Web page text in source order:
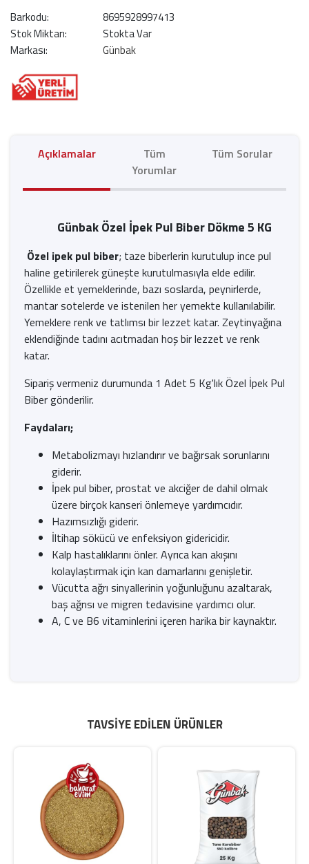
Barkodu:
8695928997413
Stok Miktarı:
Stokta Var
Markası:
Günbak
Açıklamalar
Tüm
Yorumlar
Tüm Sorular
Günbak Özel İpek Pul Biber Dökme 5 KG
Özel ipek pul biber; taze biberlerin kurutulup ince pul
haline getirilerek güneşte kurutulmasıyla elde edilir.
Özellikle et yemeklerinde, bazı soslarda, peynirlerde,
mantar sotelerde ve istenilen her yemekte kullanılabilir.
Yemeklere renk ve tatlımsı bir lezzet katar. Zeytinyağına
eklendiğinde tadını acıtmadan hoş bir lezzet ve renk
katar.
Sipariş vermeniz durumunda 1 Adet 5 Kg'lık Özel İpek Pul
Biber gönderilir.
Faydaları;
Metabolizmayı hızlandırır ve bağırsak sorunlarını
giderir.
İpek pul biber, prostat ve akciğer de dahil olmak
üzere birçok kanseri önlemeye yardımcıdır.
Hazımsızlığı giderir.
İltihap sökücü ve enfeksiyon gidericidir.
Kalp hastalıklarını önler. Ayrıca kan akışını
kolaylaştırmak için kan damarlarını genişletir.
Vücutta ağrı sinyallerinin yoğunluğunu azaltarak,
baş ağrısı ve migren tedavisine yardımcı olur.
A, C ve B6 vitaminlerini içeren harika bir kaynaktır.
TAVSIYE EDILEN ÜRÜNLER